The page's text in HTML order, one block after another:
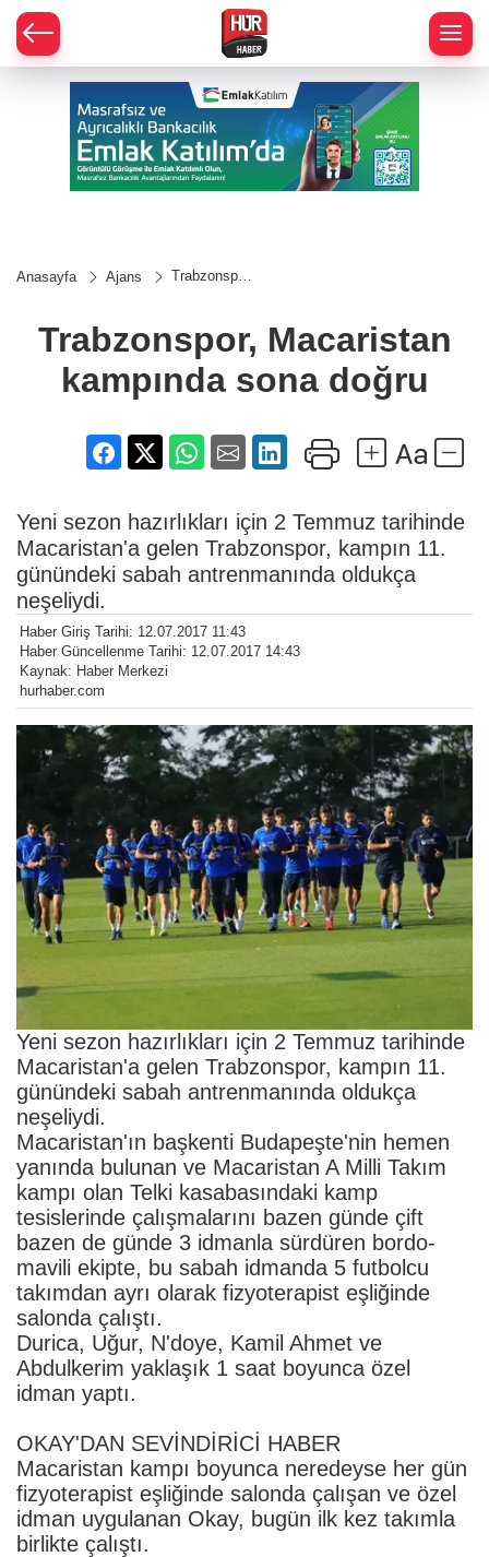
Anasayfa Ajans
Trabzonspor,
Trabzonspor, Macaristan
kampında sona doğru
Yeni sezon hazırlıkları için 2 Temmuz tarihinde
Macaristan'a gelen Trabzonspor, kampın 11.
günündeki sabah antrenmanında oldukça
neşeliydi.
Haber Giriş Tarihi: 12.07.2017 11:43
Haber Güncellenme Tarihi: 12.07.2017 14:43
Kaynak: Haber Merkezi
hurhaber.com
Yeni sezon hazırlıkları için 2 Temmuz tarihinde
Macaristan'a gelen Trabzonspor, kampın 11.
günündeki sabah antrenmanında oldukça
neşeliydi.
Macaristan'ın başkenti Budapeşte'nin hemen
yanında bulunan ve Macaristan A Milli Takım
kampı olan Telki kasabasındaki kamp
tesislerinde çalışmalarını bazen günde çift
bazen de günde 3 idmanla sürdüren bordo-
mavili ekipte, bu sabah idmanda 5 futbolcu
takımdan ayrı olarak fizyoterapist eşliğinde
salonda çalıştı.
Durica, Uğur, N'doye, Kamil Ahmet ve
Abdulkerim yaklaşık 1 saat boyunca özel
idman yaptı.
OKAY'DAN SEVİNDİRİCİ HABER
Macaristan kampı boyunca neredeyse her gün
fizyoterapist eşliğinde salonda çalışan ve özel
idman uygulanan Okay, bugün ilk kez takımla
birlikte çalıştı.